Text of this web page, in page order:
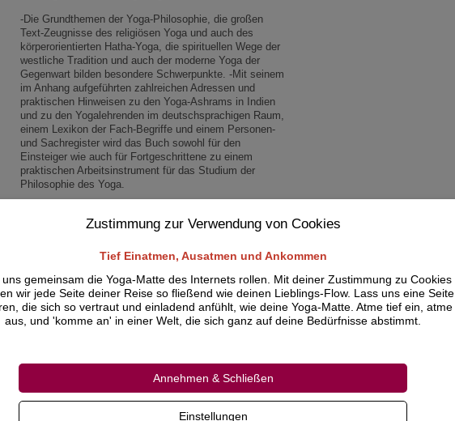
-Die Grundthemen der Yoga-Philosophie, die großen
Text-Zeugnisse des religiösen Yoga und auch des
körperorientierten Hatha-Yoga, die spirituellen Wege der
westliche Tradition und auch der moderne Yoga der
Gegenwart bilden besondere Schwerpunkte. -Mit seinem
im Anhang aufgeführten zahlreichen Adressen und
praktischen Hinweisen zu den Yoga-Ashrams in Indien
und zu den Yogalehrenden im deutschsprachigen Raum,
einem Lexikon der Fach-Begriffe und einem Personen-
und Sachregister wird das Buch sowohl für den
Einsteiger wie auch für Fortgeschrittene zu einem
praktischen Arbeitsinstrument für das Studium der
Philosophie des Yoga.
Eckard Wolz-Gottwald lehrt Philosophie an der
in der Yoga-Lehr-Ausbildung verschiederner Schulen.
Hardcover. 291 Seiten.
Zustimmung zur Verwendung von Cookies
Tief Einatmen, Ausatmen und Ankommen
uns gemeinsam die Yoga-Matte des Internets rollen. Mit deiner Zustimmung zu Cookies
wir jede Seite deiner Reise so fließend wie deinen Lieblings-Flow. Lass uns eine Seite
die sich so vertraut und einladend anfühlt, wie deine Yoga-Matte. Atme tief ein, atme
aus, und 'komme an' in einer Welt, die sich ganz auf deine Bedürfnisse abstimmt.
Annehmen & Schließen
Einstellungen